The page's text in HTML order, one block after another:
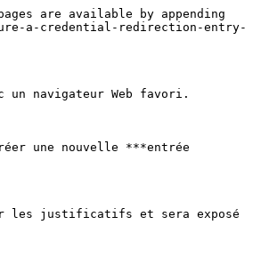
are available by appending
a-credential-redirection-entry-
un navigateur Web favori.
une nouvelle ***entrée
les justificatifs et sera exposé